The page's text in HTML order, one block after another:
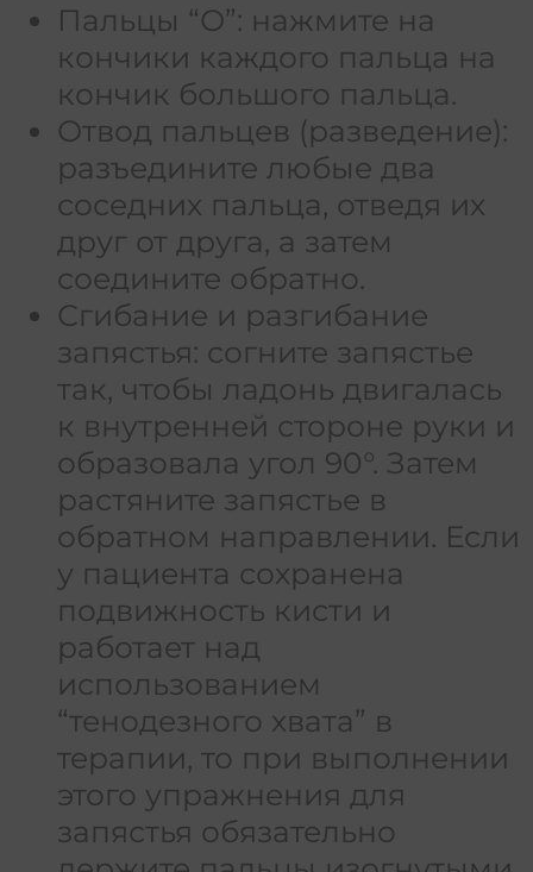
Пальцы “О”: нажмите на
кончики каждого пальца на
кончик большого пальца.
Отвод пальцев (разведение):
разъедините любые два
соседних пальца, отведя их
друг от друга, а затем
соедините обратно.
Сгибание и разгибание
запястья: согните запястье
так, чтобы ладонь двигалась
к внутренней стороне руки и
образовала угол 90°. Затем
растяните запястье в
обратном направлении. Если
у пациента сохранена
подвижность кисти и
работает над
использованием
“тенодезного хвата” в
терапии, то при выполнении
этого упражнения для
запястья обязательно